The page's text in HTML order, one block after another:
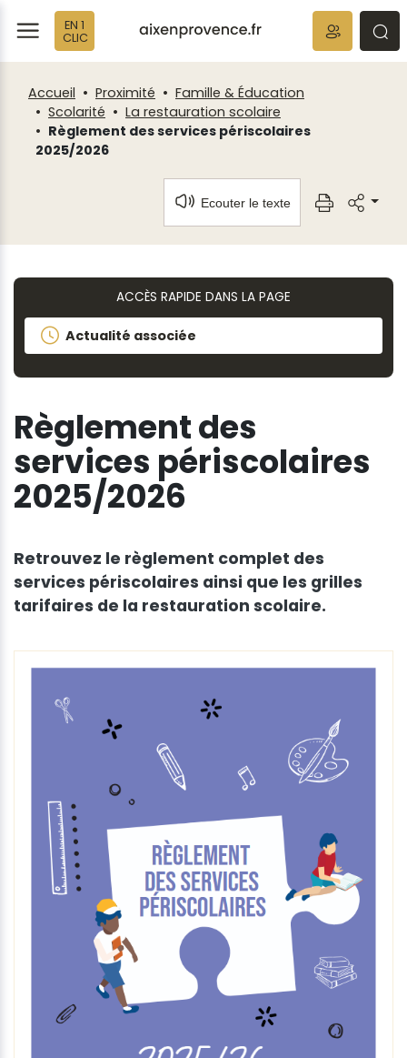
EN 1
CLIC
Accueil Proximité
Famille & Éducation
Scolarité
La restauration scolaire
Règlement des services périscolaires
2025/2026
Ecouter le texte
ACCÈS RAPIDE DANS LA PAGE
Actualité associée
Règlement des
services périscolaires
2025/2026
Retrouvez le règlement complet des
services périscolaires ainsi que les grilles
tarifaires de la restauration scolaire.
Fenêtre
de
chat
Panneau de gestion des cookies